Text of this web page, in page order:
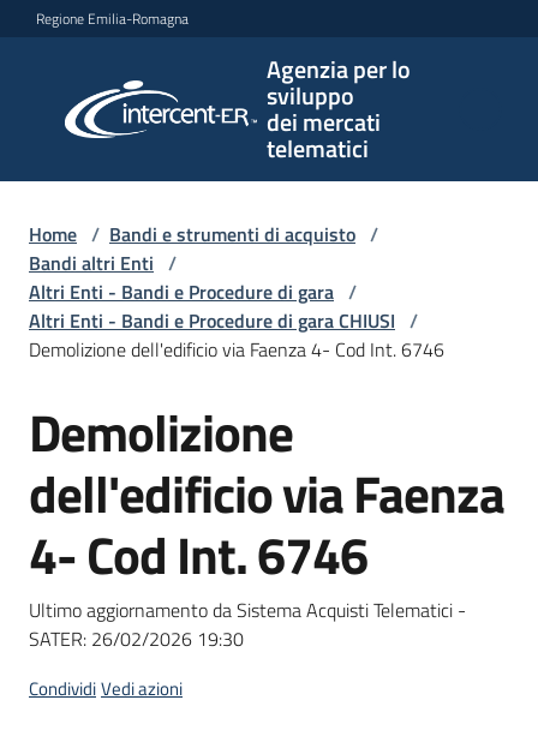
Vai al contenuto
Vai alla navigazione
Vai al footer
Regione Emilia-Romagna
Agenzia per lo
sviluppo
dei mercati
telematici
per lo
sviluppo
telematici
L'Agenzia
Bandi
strumenti
acquisto
Supporto
Home / Bandi e strumenti di acquisto /
Bandi altri Enti /
Altri Enti - Bandi e Procedure di gara /
Altri Enti - Bandi e Procedure di gara CHIUSI /
Demolizione dell'edificio via Faenza 4- Cod Int. 6746
Salta al contenuto
Demolizione
dell'edificio via Faenza
4- Cod Int. 6746
Ultimo aggiornamento da Sistema Acquisti Telematici -
SATER: 26/02/2026 19:30
CondividiVedi azioni